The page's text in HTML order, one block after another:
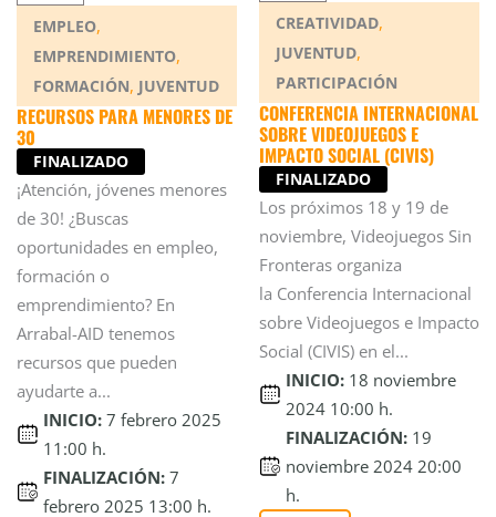
EMPLEO,
EMPRENDIMIENTO,
FORMACIÓN, JUVENTUD
RECURSOS PARA MENORES DE
30
FINALIZADO
¡Atención, jóvenes menores
de 30! ¿Buscas
oportunidades en empleo,
formación o
emprendimiento? En
Arrabal-AID tenemos
recursos que pueden
ayudarte a...
INICIO: 7 febrero 2025
11:00 h.
FINALIZACIÓN: 7
febrero 2025 13:00 h.
CREATIVIDAD,
JUVENTUD,
PARTICIPACIÓN
CONFERENCIA INTERNACIONAL
SOBRE VIDEOJUEGOS E
IMPACTO SOCIAL (CIVIS)
FINALIZADO
Los próximos 18 y 19 de
noviembre, Videojuegos Sin
Fronteras organiza
la Conferencia Internacional
sobre Videojuegos e Impacto
Social (CIVIS) en el...
INICIO: 18 noviembre
2024 10:00 h.
FINALIZACIÓN: 19
noviembre 2024 20:00
h.